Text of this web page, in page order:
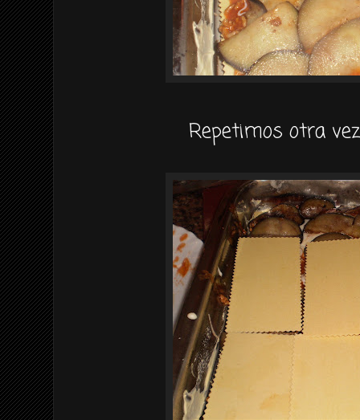
Repetimos otra